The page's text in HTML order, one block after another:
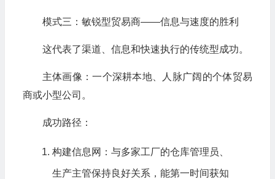
模式三：敏锐型贸易商——信息与速度的胜利
这代表了渠道、信息和快速执行的传统型成功。
主体画像：一个深耕本地、人脉广阔的个体贸易
商或小型公司。
成功路径：
构建信息网：与多家工厂的仓库管理员、
生产主管保持良好关系，能第一时间获知